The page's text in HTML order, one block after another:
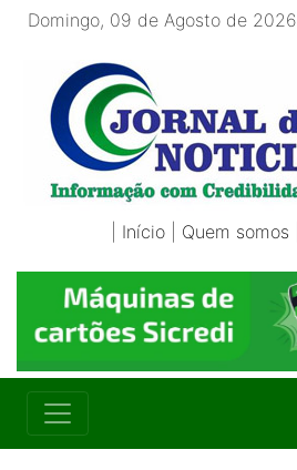
Domingo, 09 de Agosto de 2026
Início Quem somos